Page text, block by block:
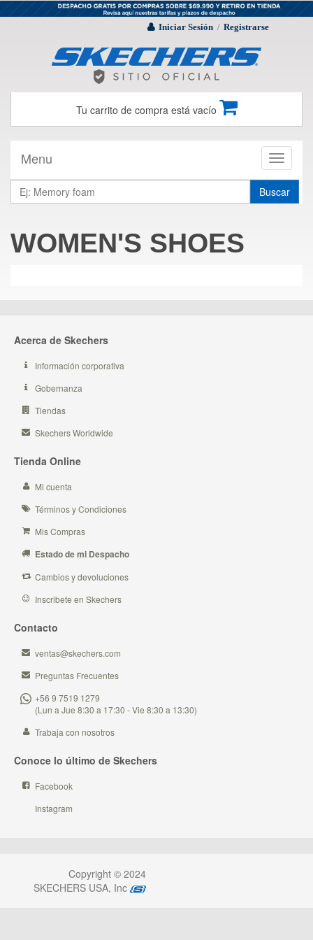
Iniciar Sesión / Registrarse
Tu carrito de compra está vacío
Toggle
Menu
Buscar
WOMEN'S SHOES
Acerca de Skechers
Información corporativa
Gobernanza
Tiendas
Skechers Worldwide
Tienda Online
Mi cuenta
Términos y Condiciones
Mis Compras
Estado de mi Despacho
Cambios y devoluciones
Inscribete en Skechers
Contacto
ventas@skechers.com
Preguntas Frecuentes
+56 9 7519 1279
(Lun a Jue 8:30 a 17:30 - Vie 8:30 a 13:30)
Trabaja con nosotros
Conoce lo último de Skechers
Facebook
Instagram
Copyright © 2024
SKECHERS USA, Inc